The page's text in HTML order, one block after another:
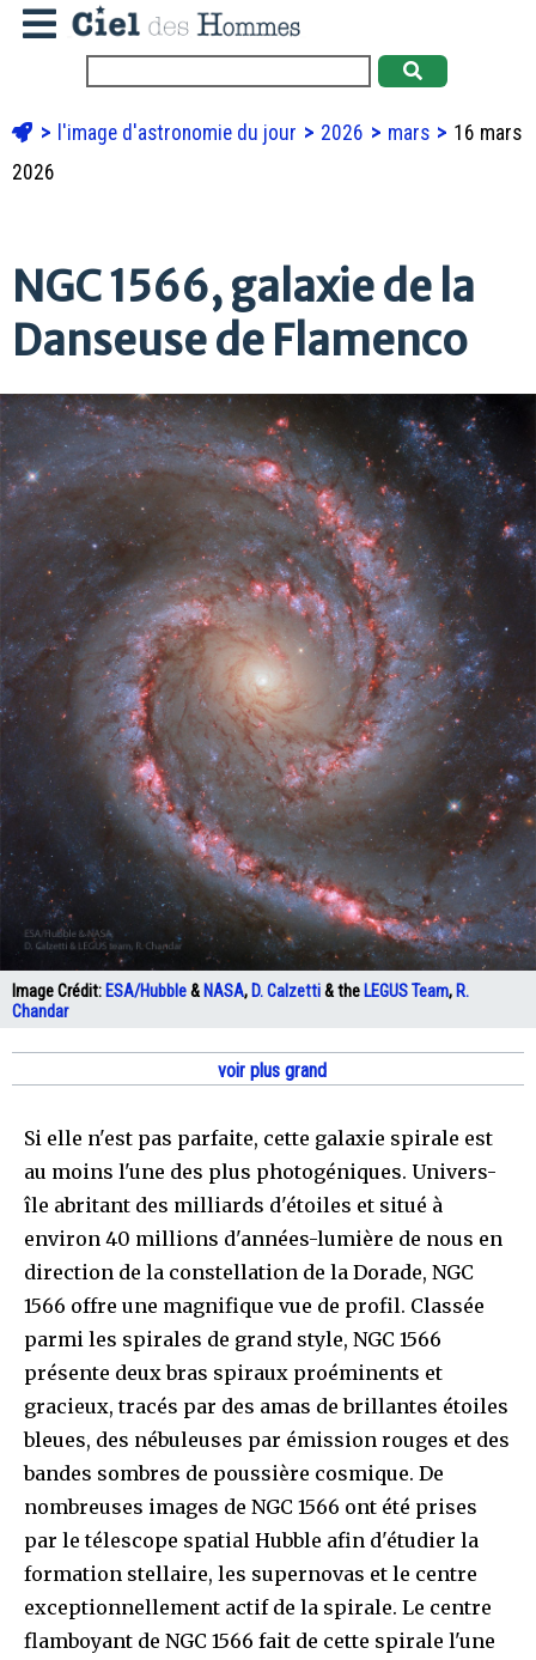
l'image d'astronomie du jour 2026 mars
16 mars
2026
NGC 1566, galaxie de la
Danseuse de Flamenco
Image Crédit: ESA/Hubble& NASA, D. Calzetti& the LEGUSTeam, R.
Chandar
voir plus grand
Si elle n'est pas parfaite, cette galaxie spirale est
au moins l'une des plus photogéniques. Univers-
île abritant des milliards d'étoiles et situé à
environ 40 millions d'années-lumière de nous en
direction de la constellation de la Dorade, NGC
1566 offre une magnifique vue de profil. Classée
parmi les spirales de grand style, NGC 1566
présente deux bras spiraux proéminents et
gracieux, tracés par des amas de brillantes étoiles
bleues, des nébuleuses par émission rouges et des
bandes sombres de poussière cosmique. De
nombreuses images de NGC 1566 ont été prises
par le télescope spatial Hubble afin d'étudier la
formation stellaire, les supernovas et le centre
exceptionnellement actif de la spirale. Le centre
flamboyant de NGC 1566 fait de cette spirale l'une